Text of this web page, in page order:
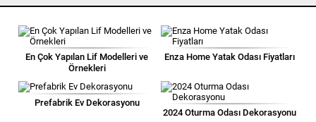
En Çok Yapılan Lif Modelleri ve
Örnekleri
Enza Home Yatak Odası Fiyatları
Prefabrik Ev Dekorasyonu
2024 Oturma Odası Dekorasyonu